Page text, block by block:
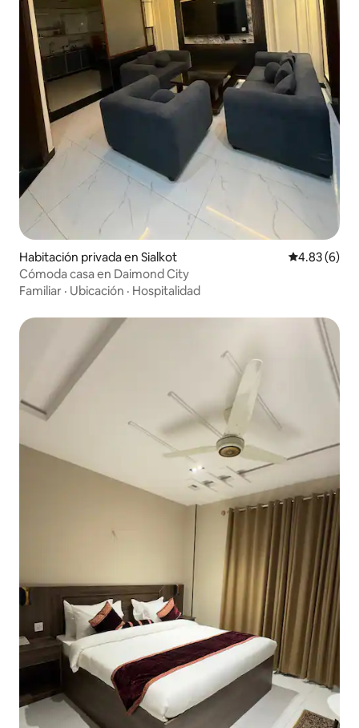
Habitación privada en Sialkot Calificación
4.83 (6)
Cómoda casa en Daimond City
Familiar · Ubicación · Hospitalidad